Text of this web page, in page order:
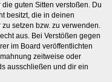
guten Sitten verstoßen. Du
besitzt, die in deinen
setzen bzw. zu verwenden.
aus. Bei Verstößen gegen
im Board veröffentlichten
zeitweise oder
ausschließen und dir ein